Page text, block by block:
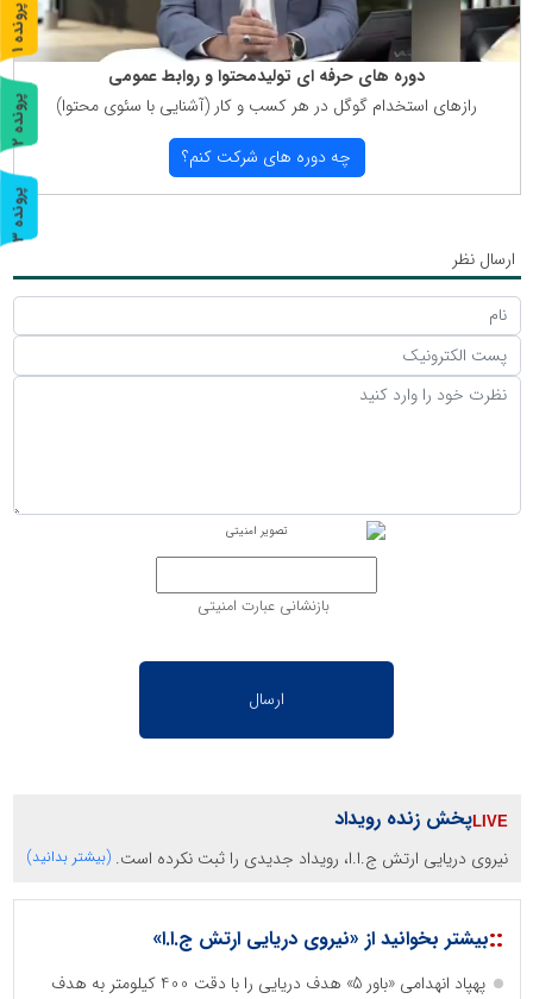
دوره های حرفه ای تولیدمحتوا و روابط عمومی
رازهای استخدام گوگل در هر كسب و كار (آشنایی با سئوی محتوا)
چه دوره های شركت كنم؟
ارسال نظر
بازنشانی عبارت امنیتی
پخش زنده رویداد
نیروی دریایی ارتش ج.ا.ا، رویداد جدیدی را ثبت نکرده است. (بیشتر بدانید)
::بیشتر بخوانید از «نیروی دریایی ارتش ج.ا.ا»
پهپاد انهدامی «باور 5» هدف دریایی را با دقت 400 کیلومتر به هدف
پ
ر
و
ن
د
ه
1
پ
ر
و
ن
د
ه
2
پ
ر
و
ن
د
ه
3